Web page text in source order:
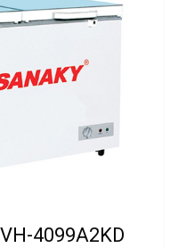
4099A2KD